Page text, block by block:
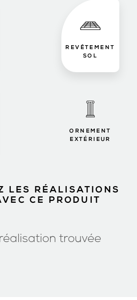
REVÊTEMENT
SOL
ORNEMENT
EXTÉRIEUR
LES RÉALISATIONS
CE PRODUIT
trouvée